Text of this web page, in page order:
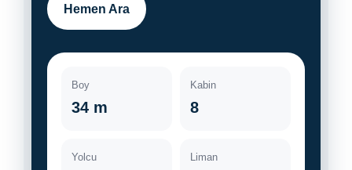
Hemen Ara
Boy
34 m
Kabin
8
Yolcu Liman